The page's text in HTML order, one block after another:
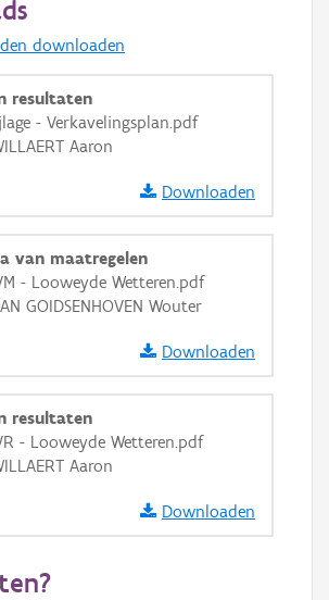
Vlaanderen
−
in grijswaarden
downloaden
resultaten
- Verkavelingsplan.pdf
Aaron
Downloaden
van maatregelen
- Looweyde Wetteren.pdf
GOIDSENHOVEN Wouter
Downloaden
resultaten
- Looweyde Wetteren.pdf
Aaron
Downloaden